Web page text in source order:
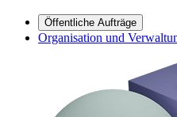
Öffentliche Aufträge
Organisation und